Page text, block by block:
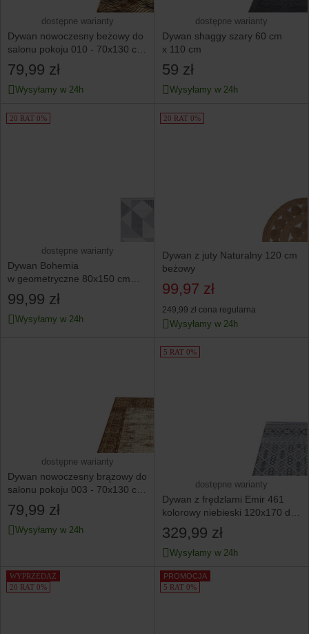
dostępne warianty
Dywan nowoczesny beżowy do
salonu pokoju 010 - 70x130 cm
- modny solidny
79,99 zł
Wysyłamy w 24h
dostępne warianty
Dywan shaggy szary 60 cm
x 110 cm
59 zł
Wysyłamy w 24h
20 RAT 0%
dostępne warianty
Dywan Bohemia
w geometryczne 80x150 cm
wzory szary
99,99 zł
Wysyłamy w 24h
20 RAT 0%
Dywan z juty Naturalny 120 cm
beżowy
99,97 zł
249,99 zł cena regularna
Wysyłamy w 24h
dostępne warianty
Dywan nowoczesny brązowy do
salonu pokoju 003 - 70x130 cm
- modny solidny
79,99 zł
Wysyłamy w 24h
5 RAT 0%
dostępne warianty
Dywan z frędzlami Emir 461
kolorowy niebieski 120x170 do
salonu pokoju
329,99 zł
Wysyłamy w 24h
WYPRZEDAŻ
20 RAT 0%
PROMOCJA
5 RAT 0%